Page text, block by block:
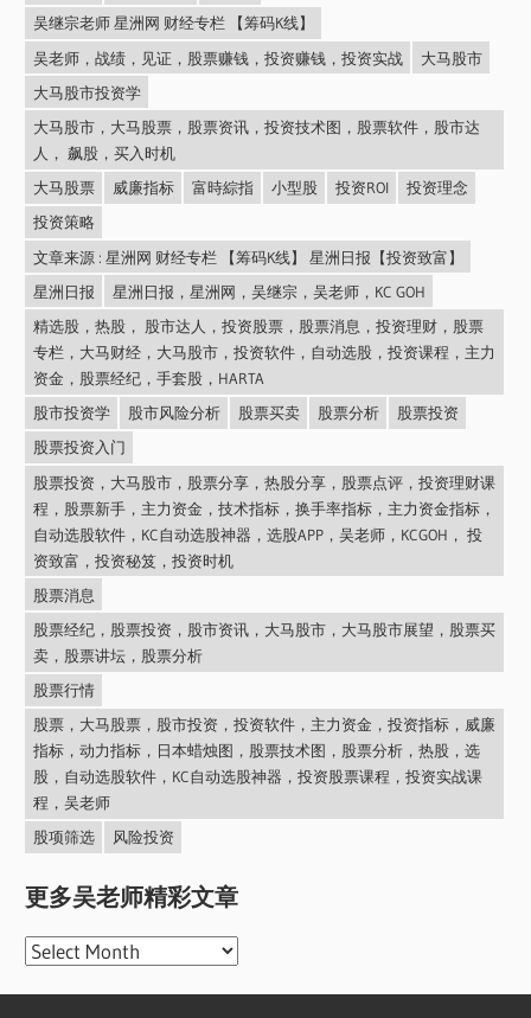
吴继宗老师 星洲网 财经专栏 【筹码K线】
吴老师，战绩，见证，股票赚钱，投资赚钱，投资实战
大马股市
大马股市投资学
大马股市，大马股票，股票资讯，投资技术图，股票软件，股市达
人， 飙股，买入时机
大马股票
威廉指标 富時綜指 小型股 投资ROI
投资理念
投资策略
文章来源 : 星洲网 财经专栏 【筹码K线】 星洲日报【投资致富】
星洲日报
星洲日报，星洲网，吴继宗，吴老师，KC GOH
精选股，热股， 股市达人，投资股票，股票消息，投资理财，股票
专栏，大马财经，大马股市，投资软件，自动选股，投资课程，主力
资金，股票经纪，手套股，HARTA
股市投资学
股市风险分析 股票买卖 股票分析
股票投资
股票投资入门
股票投资，大马股市，股票分享，热股分享，股票点评，投资理财课
程，股票新手，主力资金，技术指标，换手率指标，主力资金指标，
自动选股软件，KC自动选股神器，选股APP，吴老师，KCGOH， 投
资致富，投资秘笈，投资时机
股票消息
股票经纪，股票投资，股市资讯，大马股市，大马股市展望，股票买
卖，股票讲坛，股票分析
股票行情
股票，大马股票，股市投资，投资软件，主力资金，投资指标，威廉
指标，动力指标，日本蜡烛图，股票技术图，股票分析，热股，选
股，自动选股软件，KC自动选股神器，投资股票课程，投资实战课
程，吴老师
股项筛选
风险投资
更多吴老师精彩文章
更